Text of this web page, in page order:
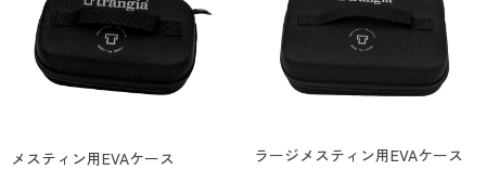
メスティン用EVAケース
ラージメスティン用EVAケース